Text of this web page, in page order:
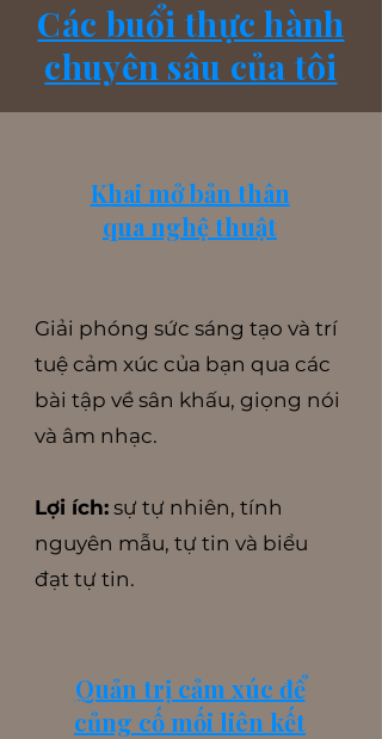
Các buổi thực hành
chuyên sâu của tôi
Khai mở bản thân
qua nghệ thuật
Giải phóng sức sáng tạo và trí
tuệ cảm xúc của bạn qua các
bài tập về sân khấu, giọng nói
và âm nhạc.
Lợi ích: sự tự nhiên, tính
nguyên mẫu, tự tin và biểu
đạt tự tin.
Quản trị cảm xúc để
củng cố mối liên kết